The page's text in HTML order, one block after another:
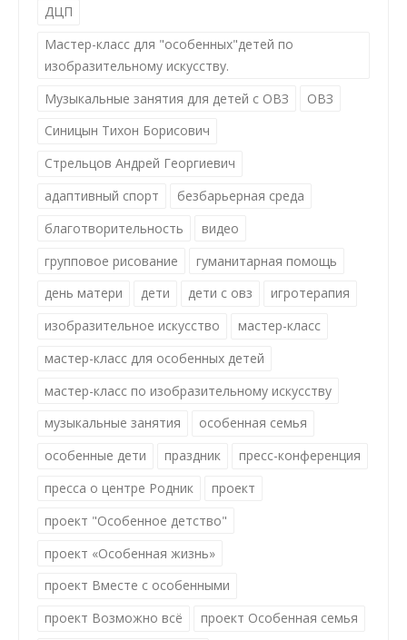
ДЦП
Мастер-класс для "особенных"детей по
изобразительному искусству.
Музыкальные занятия для детей с ОВЗ
ОВЗ
Синицын Тихон Борисович
Стрельцов Андрей Георгиевич
адаптивный спорт
безбарьерная среда
благотворительность
видео
групповое рисование
гуманитарная помощь
день матери
дети дети с овз
игротерапия
изобразительное искусство
мастер-класс
мастер-класс для особенных детей
мастер-класс по изобразительному искусству
музыкальные занятия
особенная семья
особенные дети
праздник
пресс-конференция
пресса о центре Родник
проект
проект "Особенное детство"
проект «Особенная жизнь»
проект Вместе с особенными
проект Возможно всё
проект Особенная семья